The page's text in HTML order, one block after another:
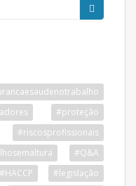
#proteção
#riscosprofissionais
#Q&A
#HACCP
#legislação